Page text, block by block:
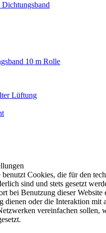
10 m Rolle
Lüftung
benutzt Cookies, die für den
sind und stets gesetzt
bei Benutzung dieser Website
dienen oder die Interaktion mit
vereinfachen sollen,